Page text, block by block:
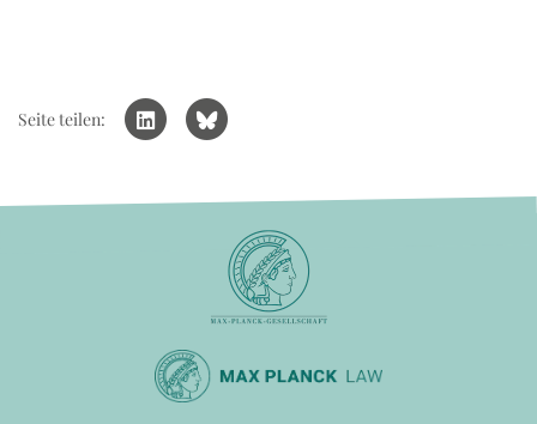
Seite teilen: